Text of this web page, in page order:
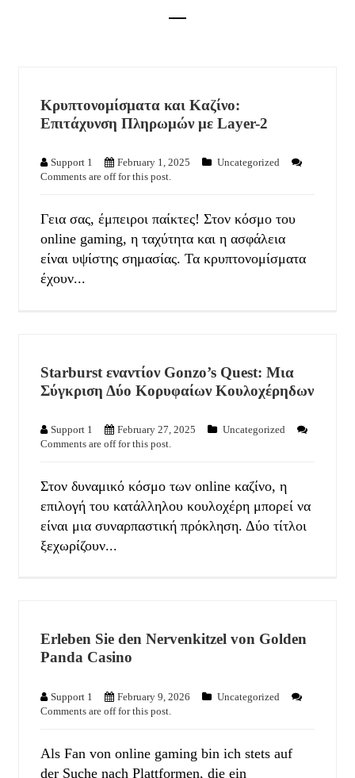
Κρυπτονομίσματα και Καζίνο:
Επιτάχυνση Πληρωμών με Layer-2
Support 1 February 1, 2025
Uncategorized
Comments are off for this post.
Γεια σας, έμπειροι παίκτες! Στον κόσμο του
online gaming, η ταχύτητα και η ασφάλεια
είναι υψίστης σημασίας. Τα κρυπτονομίσματα
έχουν...
Starburst εναντίον Gonzo’s Quest: Μια
Σύγκριση Δύο Κορυφαίων Κουλοχέρηδων
Support 1 February 27, 2025
Uncategorized
Comments are off for this post.
Στον δυναμικό κόσμο των online καζίνο, η
επιλογή του κατάλληλου κουλοχέρη μπορεί να
είναι μια συναρπαστική πρόκληση. Δύο τίτλοι
ξεχωρίζουν...
Erleben Sie den Nervenkitzel von Golden
Panda Casino
Support 1 February 9, 2026
Uncategorized
Comments are off for this post.
Als Fan von online gaming bin ich stets auf
der Suche nach Plattformen, die ein